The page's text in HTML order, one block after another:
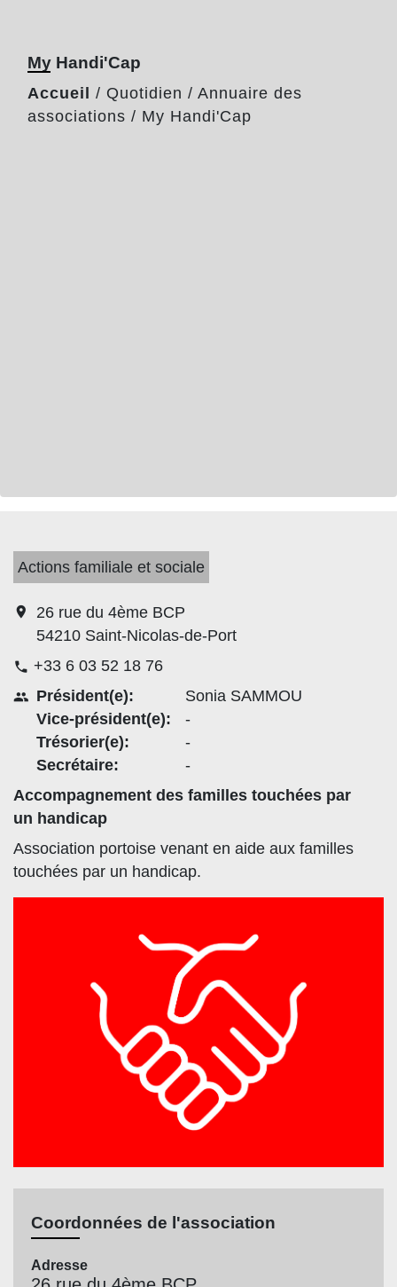
My Handi'Cap
Accueil / Quotidien / Annuaire des
associations / My Handi'Cap
Actions familiale et sociale
location_on
26 rue du 4ème BCP
54210 Saint-Nicolas-de-Port
phone +33 6 03 52 18 76
people Président(e):
Vice-président(e):
Trésorier(e):
Secrétaire:
Sonia SAMMOU
-
-
-
Accompagnement des familles touchées par
un handicap
Association portoise venant en aide aux familles
touchées par un handicap.
Coordonnées de l'association
Adresse